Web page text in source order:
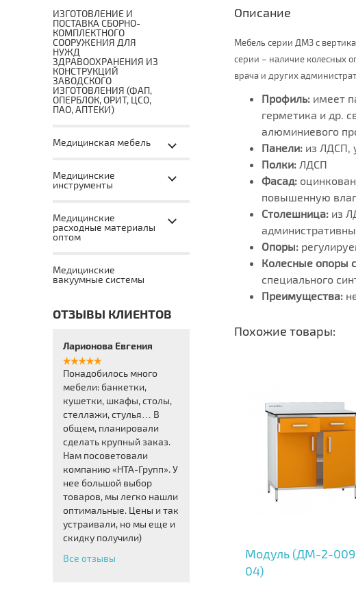
ИЗГОТОВЛЕНИЕ И
ПОСТАВКА СБОРНО-
КОМПЛЕКТНОГО
СООРУЖЕНИЯ ДЛЯ
НУЖД
ЗДРАВООХРАНЕНИЯ ИЗ
КОНСТРУКЦИЙ
ЗАВОДСКОГО
ИЗГОТОВЛЕНИЯ (ФАП,
ОПЕРБЛОК, ОРИТ, ЦСО,
ПАО, АПТЕКИ)
Медицинская мебель
Медицинские
инструменты
Медицинские
расходные материалы
оптом
Медицинские
вакуумные системы
ОТЗЫВЫ КЛИЕНТОВ
Ларионова Евгения
Понадобилось много
мебели: банкетки,
кушетки, шкафы, столы,
стеллажи, стулья… В
общем, планировали
сделать крупный заказ.
Нам посоветовали
компанию «НТА-Групп». У
нее большой выбор
товаров, мы легко нашли
оптимальные. Цены и так
устраивали, но мы еще и
скидку получили)
Все отзывы
Описание
Мебель серии ДМ3 с
серии – наличие колесных
врача и других
Профиль: имеет
герметика и др.
алюминиевого
Панели: из ЛДСП,
Полки: ЛДСП
Фасад:
повышенную
Столешница: из
Опоры:
Колесные опоры
специального
Преимущества:
Похожие товары:
Модуль (ДМ-2-
04)